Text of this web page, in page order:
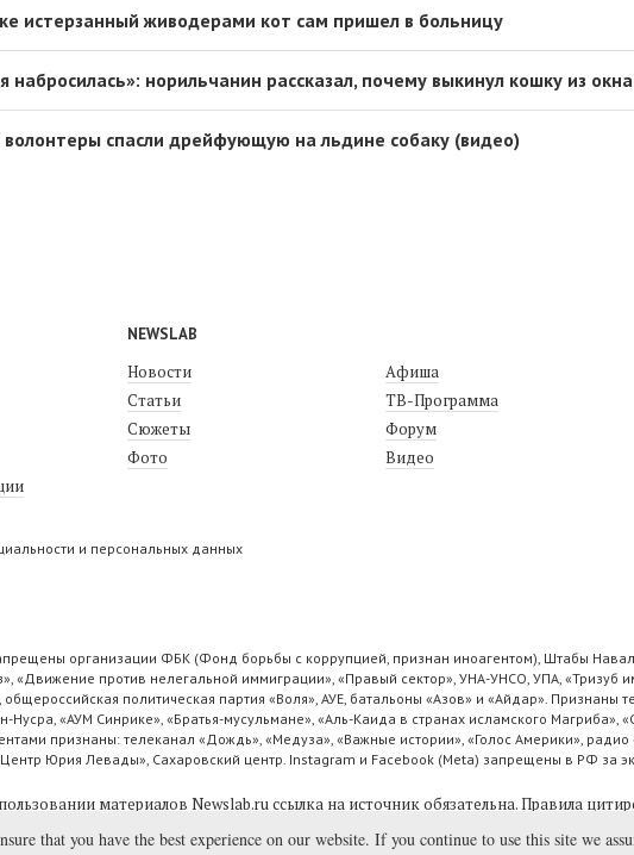
истерзанный живодерами кот сам пришел в больницу
набросилась»: норильчанин рассказал, почему выкинул кошку из
волонтеры спасли дрейфующую на льдине собаку (видео)
NEWSLAB
Новости
Статьи
Сюжеты
Фото
Афиша
ТВ-Программа
Форум
Видео
и персональных данных
организации ФБК (Фонд борьбы с коррупцией, признан иноагентом), Штабы
«Движение против нелегальной иммиграции», «Правый сектор», УНА-УНСО, УПА, «Тризуб
политическая партия «Воля», АУЕ, батальоны «Азов» и «Айдар».
«АУМ Синрике», «Братья-мусульмане», «Аль-Каида в странах исламского Магриба»,
признаны: телеканал «Дождь», «Медуза», «Важные истории», «Голос Америки»,
Юрия Левады», Сахаровский центр. Instagram и Facebook (Metа) запрещены в РФ за
материалов Newslab.ru ссылка на источник обязательна.Правила
that you have the best experience on our website. If you continue to use this site we